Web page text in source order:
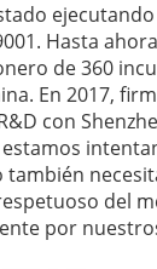
Hasta
de 360
En 2017,
con
del
por